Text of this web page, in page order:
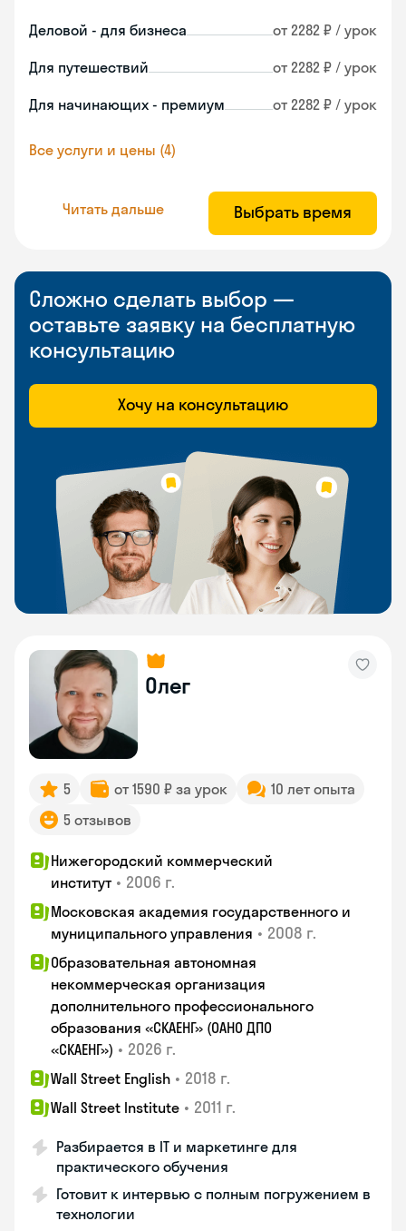
Деловой - для бизнеса от 2282 ₽ / урок
Для путешествий от 2282 ₽ / урок
Для начинающих - премиум от 2282 ₽ / урок
Все услуги и цены (4)
Читать дальше Выбрать время
Сложно сделать выбор —
оставьте заявку на бесплатную
консультацию
Хочу на консультацию
Олег
5 от 1590 ₽ за урок
10 лет опыта
5 отзывов
Нижегородский коммерческий
институт • 2006 г.
Московская академия государственного и
муниципального управления • 2008 г.
Образовательная автономная
некоммерческая организация
дополнительного профессионального
образования «СКАЕНГ» (ОАНО ДПО
«СКАЕНГ») • 2026 г.
Wall Street English • 2018 г.
Wall Street Institute • 2011 г.
Разбирается в IT и маркетинге для
практического обучения
Готовит к интервью с полным погружением в
технологии